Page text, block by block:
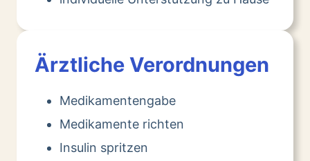
Ärztliche Verordnungen
Medikamentengabe
Medikamente richten
Insulin spritzen